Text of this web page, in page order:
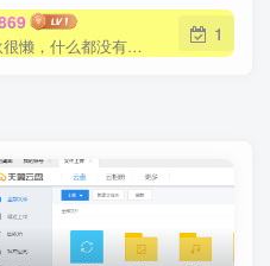
192.168.2.1,
这家伙很懒，什么都没有写...
1